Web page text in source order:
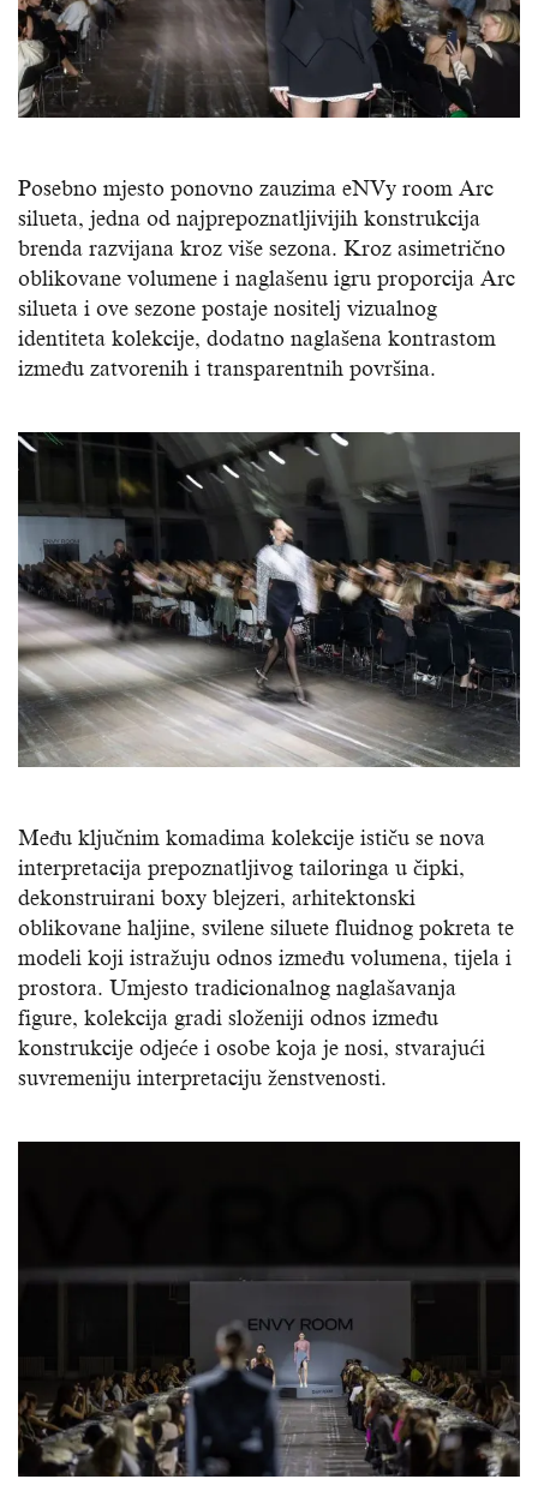
Posebno mjesto ponovno zauzima eNVy room Arc
silueta, jedna od najprepoznatljivijih konstrukcija
brenda razvijana kroz više sezona. Kroz asimetrično
oblikovane volumene i naglašenu igru proporcija Arc
silueta i ove sezone postaje nositelj vizualnog
identiteta kolekcije, dodatno naglašena kontrastom
između zatvorenih i transparentnih površina.
Među ključnim komadima kolekcije ističu se nova
interpretacija prepoznatljivog tailoringa u čipki,
dekonstruirani boxy blejzeri, arhitektonski
oblikovane haljine, svilene siluete fluidnog pokreta te
modeli koji istražuju odnos između volumena, tijela i
prostora. Umjesto tradicionalnog naglašavanja
figure, kolekcija gradi složeniji odnos između
konstrukcije odjeće i osobe koja je nosi, stvarajući
suvremeniju interpretaciju ženstvenosti.